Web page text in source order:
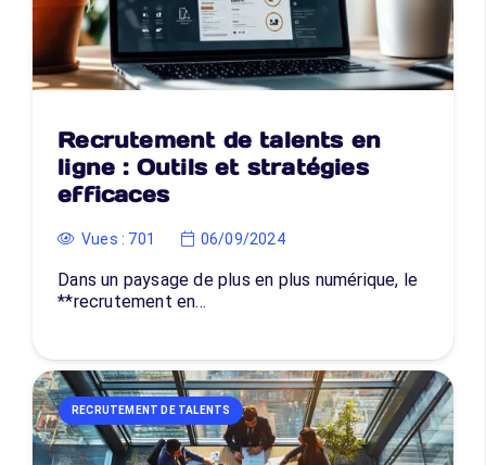
Recrutement de talents en
ligne : Outils et stratégies
efficaces
Vues : 701 06/09/2024
Dans un paysage de plus en plus numérique, le
**recrutement en…
RECRUTEMENT DE TALENTS